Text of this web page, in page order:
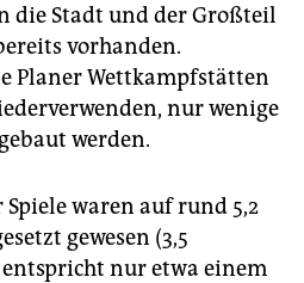
die Stadt und der Großteil
vorhanden.
Planer Wettkampfstätten
nur wenige
werden.
waren auf rund 5,2
gewesen (3,5
nur etwa einem